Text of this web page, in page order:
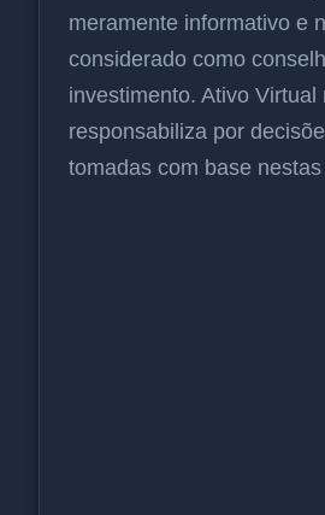
meramente informativo e
considerado como
investimento. Ativo Virtual
responsabiliza por
tomadas com base